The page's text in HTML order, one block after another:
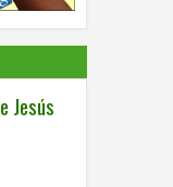
Jesús